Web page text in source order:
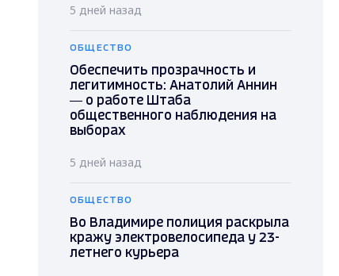
5 дней назад
ОБЩЕСТВО
Обеспечить прозрачность и
легитимность: Анатолий Аннин
— о работе Штаба
общественного наблюдения на
выборах
5 дней назад
ОБЩЕСТВО
Во Владимире полиция раскрыла
кражу электровелосипеда у 23-
летнего курьера